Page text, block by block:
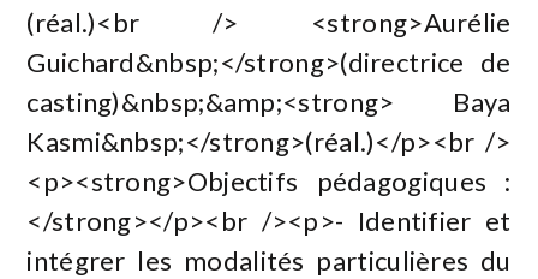
(réal.)<br /> <strong>Aurélie
Guichard&nbsp;</strong>(directrice de
casting)&nbsp;&amp;<strong> Baya
Kasmi&nbsp;</strong>(réal.)</p><br />
<p><strong>Objectifs pédagogiques :
</strong></p><br /><p>- Identifier et
intégrer les modalités particulières du